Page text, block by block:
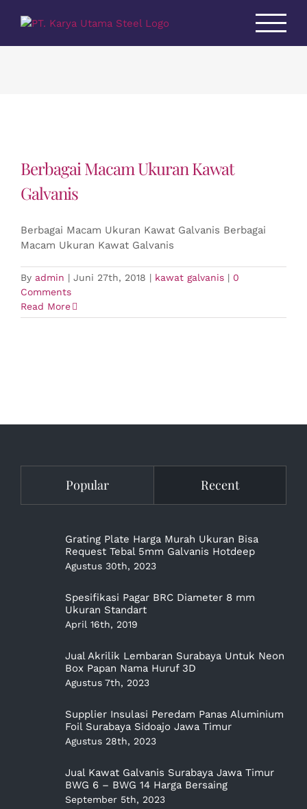
Berbagai Macam Ukuran Kawat
Galvanis
Berbagai Macam Ukuran Kawat Galvanis Berbagai
Macam Ukuran Kawat Galvanis
By admin | Juni 27th, 2018 | kawat galvanis | 0
Comments
Read More
Popular Recent
Grating Plate Harga Murah Ukuran Bisa
Request Tebal 5mm Galvanis Hotdeep
Agustus 30th, 2023
Spesifikasi Pagar BRC Diameter 8 mm
Ukuran Standart
April 16th, 2019
Jual Akrilik Lembaran Surabaya Untuk Neon
Box Papan Nama Huruf 3D
Agustus 7th, 2023
Supplier Insulasi Peredam Panas Aluminium
Foil Surabaya Sidoajo Jawa Timur
Agustus 28th, 2023
Jual Kawat Galvanis Surabaya Jawa Timur
BWG 6 – BWG 14 Harga Bersaing
September 5th, 2023